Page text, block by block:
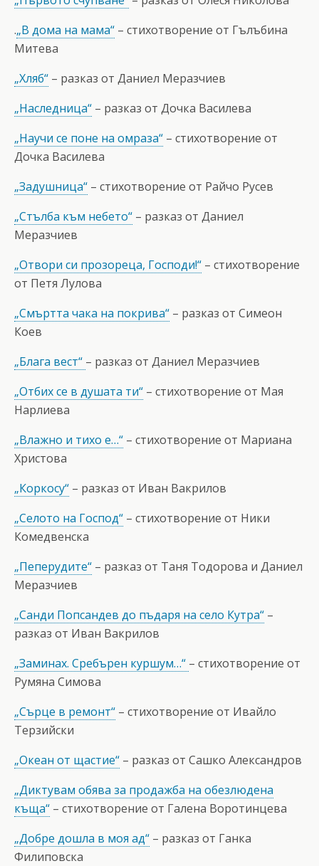
.„В дома на мама“ – стихотворение от Гълъбина
Митева
„Хляб“ – разказ от Даниел Меразчиев
„Наследница“ – разказ от Дочка Василева
„Научи се поне на омраза“ – стихотворение от
Дочка Василева
„Задушница“ – стихотворение от Райчо Русев
„Стълба към небето“ – разказ от Даниел
Меразчиев
„Отвори си прозореца, Господи!“ – стихотворение
от Петя Лулова
„Смъртта чака на покрива“ – разказ от Симеон
Коев
„Блага вест“ – разказ от Даниел Меразчиев
„Отбих се в душата ти“ – стихотворение от Мая
Нарлиева
„Влажно и тихо е…“ – стихотворение от Мариана
Христова
„Коркосу“ – разказ от Иван Вакрилов
„Селото на Господ“ – стихотворение от Ники
Комедвенска
„Пеперудите“ – разказ от Таня Тодорова и Даниел
Меразчиев
„Санди Попсандев до пъдаря на село Кутра“ –
разказ от Иван Вакрилов
„Заминах. Сребърен куршум…“ – стихотворение от
Румяна Симова
„Сърце в ремонт“ – стихотворение от Ивайло
Терзийски
„Океан от щастие“ – разказ от Сашко Александров
„Диктувам обява за продажба на обезлюдена
къща“ – стихотворение от Галена Воротинцева
„Добре дошла в моя ад“ – разказ от Ганка
Филиповска